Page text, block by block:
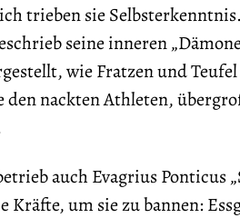
trieben sie
seine inneren
wie Fratzen und
den nackten Athleten,
auch Evagrius Ponticus
Kräfte, um sie zu bannen: